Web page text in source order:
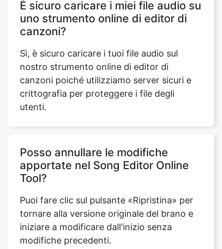
Sì, è sicuro caricare i tuoi file audio sul
nostro strumento online di editor di
canzoni poiché utilizziamo server sicuri e
crittografia per proteggere i file degli
utenti.
Posso annullare le modifiche
Puoi fare clic sul pulsante «Ripristina» per
tornare alla versione originale del brano e
iniziare a modificare dall'inizio senza
modifiche precedenti.
Come posso usare lo strumento